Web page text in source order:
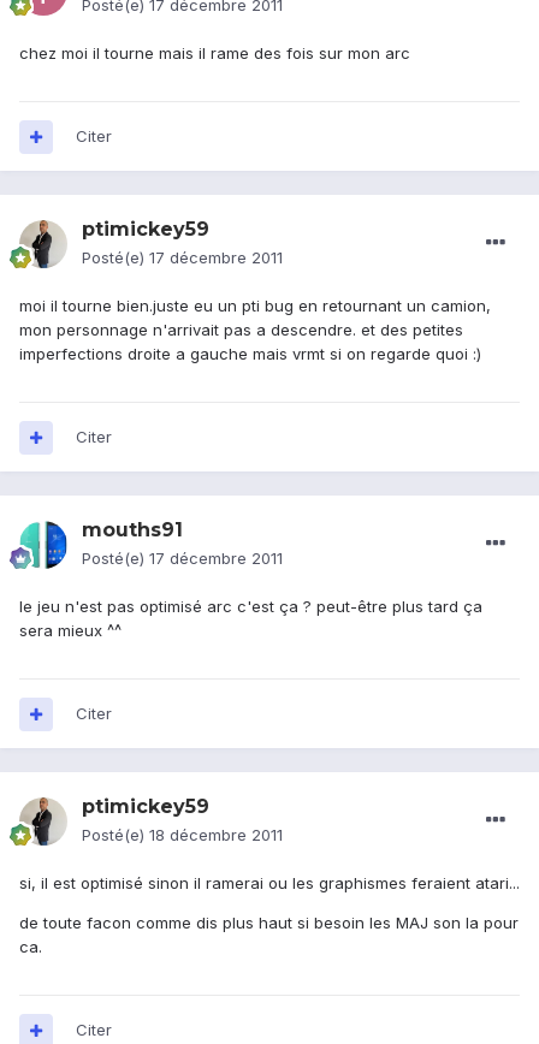
Posté(e) 17 décembre 2011
chez moi il tourne mais il rame des fois sur mon arc
Citer
ptimickey59
Posté(e) 17 décembre 2011
moi il tourne bien.juste eu un pti bug en retournant un camion,
mon personnage n'arrivait pas a descendre. et des petites
imperfections droite a gauche mais vrmt si on regarde quoi :)
Citer
mouths91
Posté(e) 17 décembre 2011
le jeu n'est pas optimisé arc c'est ça ? peut-être plus tard ça
sera mieux ^^
Citer
ptimickey59
Posté(e) 18 décembre 2011
si, il est optimisé sinon il ramerai ou les graphismes feraient atari...
de toute facon comme dis plus haut si besoin les MAJ son la pour
ca.
Citer